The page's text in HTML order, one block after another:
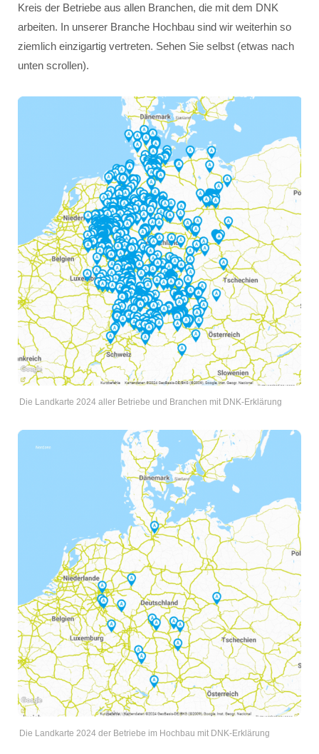
Kreis der Betriebe aus allen Branchen, die mit dem DNK
arbeiten. In unserer Branche Hochbau sind wir weiterhin so
ziemlich einzigartig vertreten. Sehen Sie selbst (etwas nach
unten scrollen).
Die Landkarte 2024 aller Betriebe und Branchen mit DNK-Erklärung
Die Landkarte 2024 der Betriebe im Hochbau mit DNK-Erklärung